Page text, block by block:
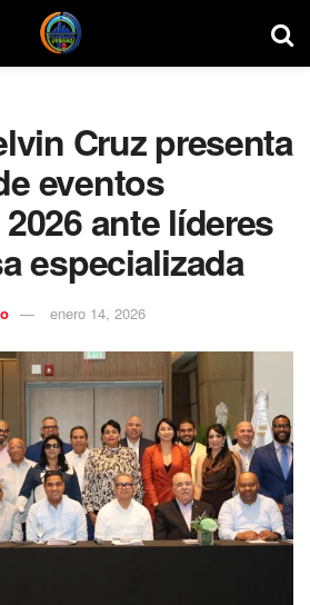
Cruz presenta
eventos
ante líderes
especializada
enero 14, 2026